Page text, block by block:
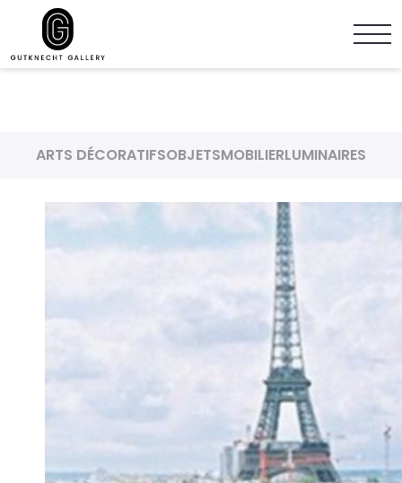
ARTS DÉCORATIFSOBJETSMOBILIERLUMINAIRES